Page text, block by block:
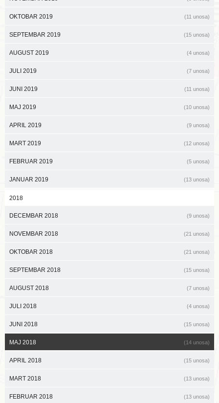
OKTOBAR 2019 (11 unosa)
SEPTEMBAR 2019 (15 unosa)
AUGUST 2019 (4 unosa)
JULI 2019 (7 unosa)
JUNI 2019 (11 unosa)
MAJ 2019 (10 unosa)
APRIL 2019 (9 unosa)
MART 2019 (12 unosa)
FEBRUAR 2019 (5 unosa)
JANUAR 2019 (13 unosa)
2018
DECEMBAR 2018 (9 unosa)
NOVEMBAR 2018 (21 unosa)
OKTOBAR 2018 (21 unosa)
SEPTEMBAR 2018 (15 unosa)
AUGUST 2018 (7 unosa)
JULI 2018 (4 unosa)
JUNI 2018 (15 unosa)
MAJ 2018 (14 unosa)
APRIL 2018 (15 unosa)
MART 2018 (13 unosa)
FEBRUAR 2018 (13 unosa)